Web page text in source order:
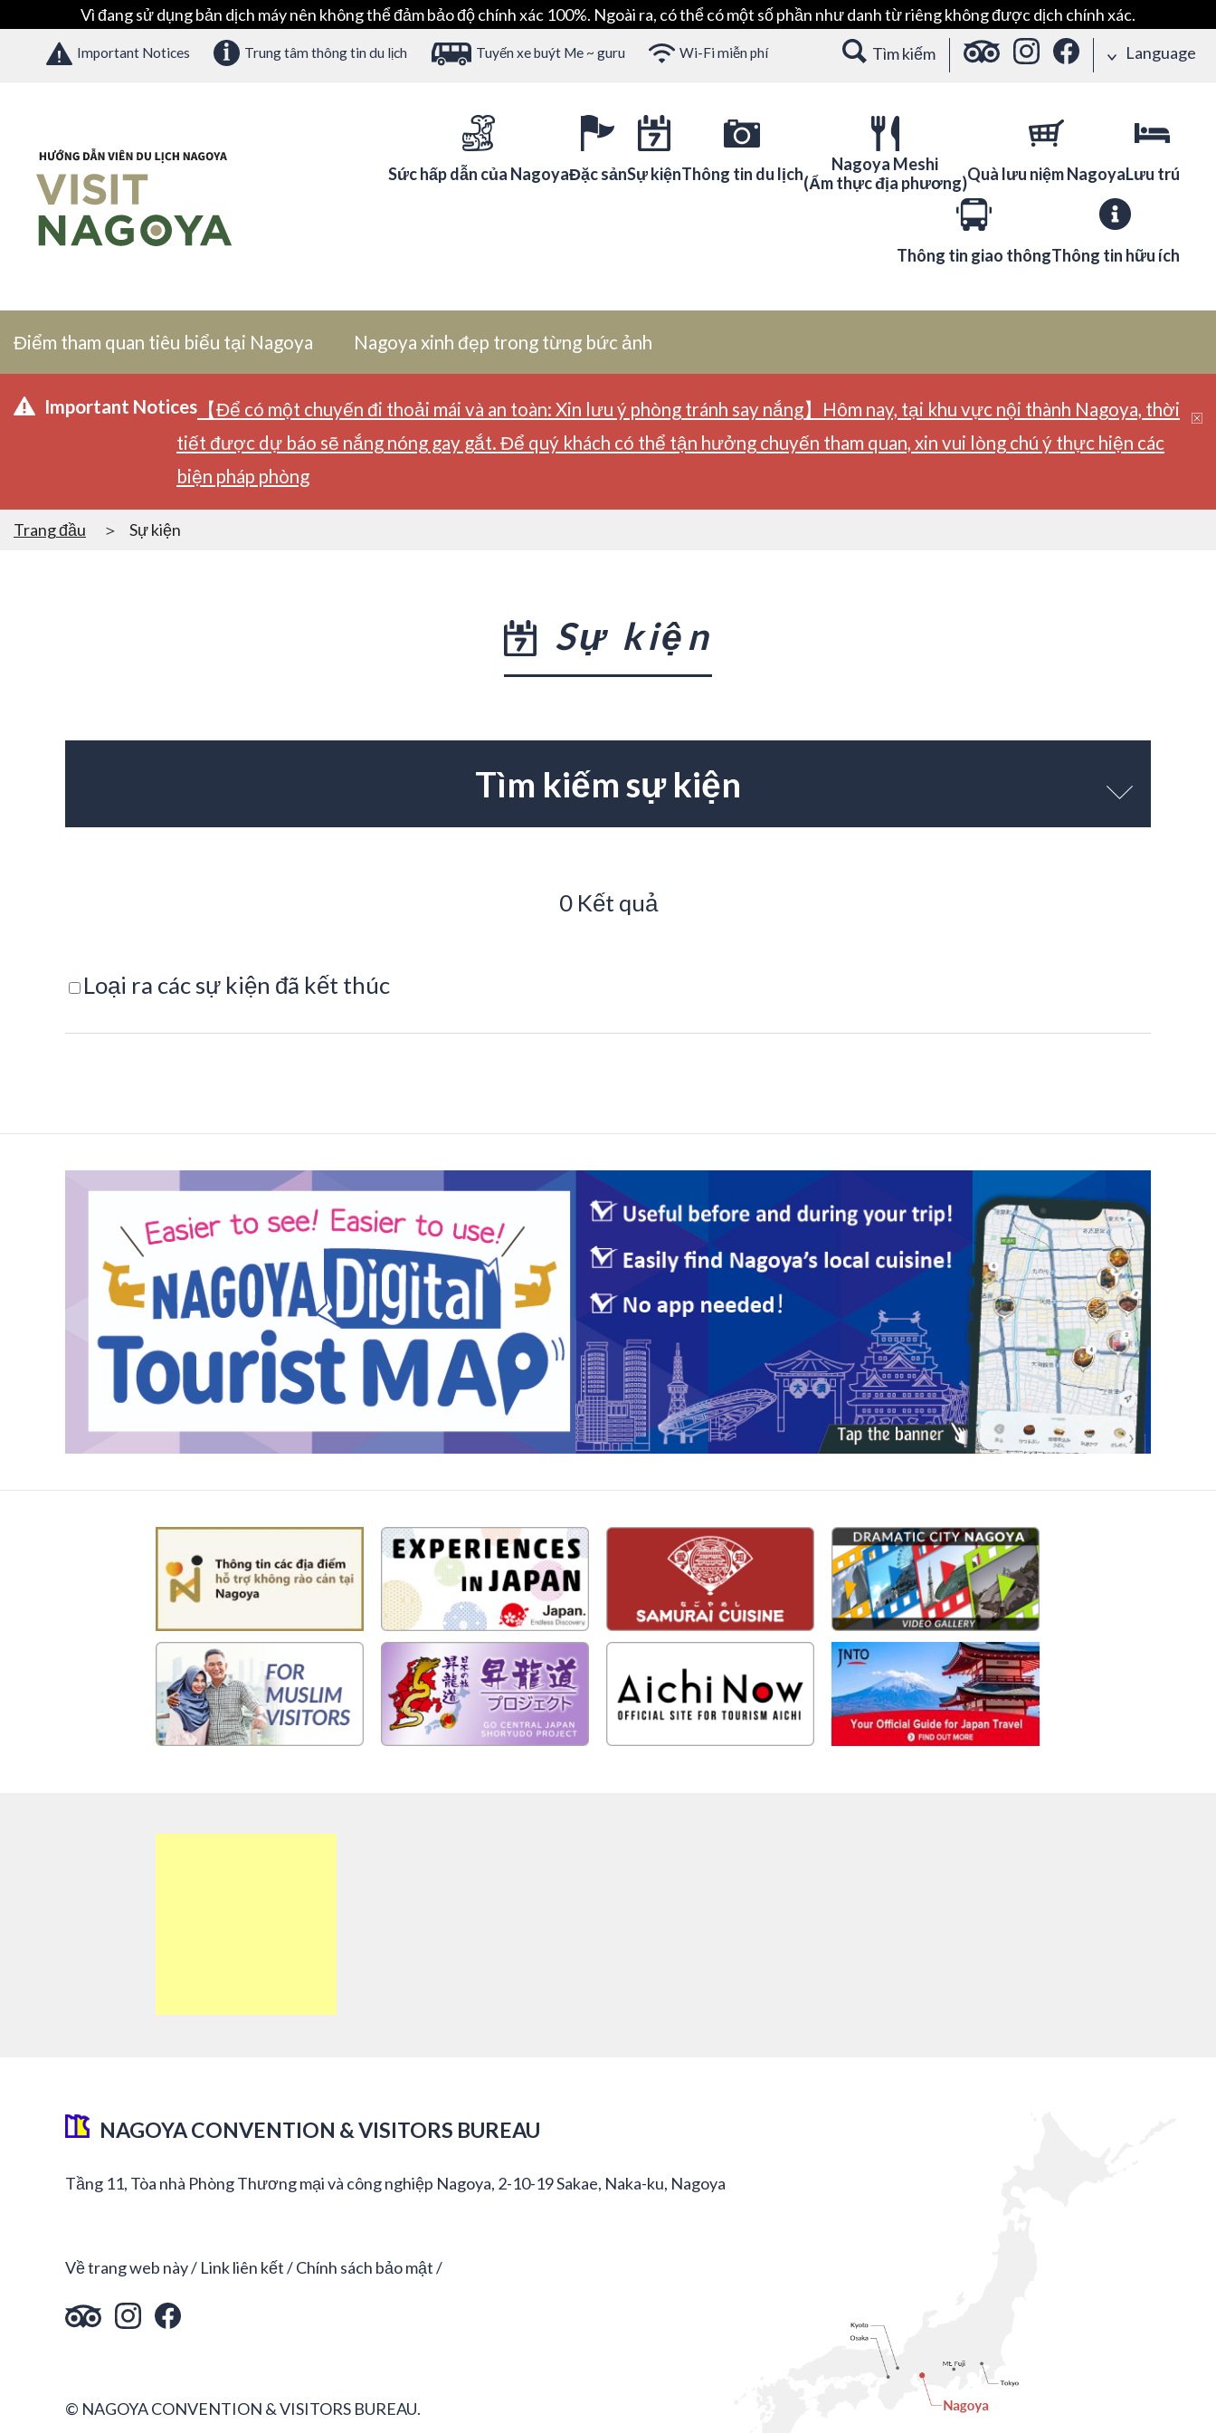
Vì đang sử dụng bản dịch máy nên không thể đảm bảo độ chính xác 100%. Ngoài ra, có thể có một số phần như danh từ riêng không được dịch chính xác.
Important Notices Trung tâm thông tin du lịch Tuyến xe buýt Me ~ guru Wi-Fi miễn phí Tìm kiếm Language
Sức hấp dẫn của NagoyaĐặc sảnSự kiệnThông tin du lịch
Nagoya Meshi
(Ẩm thực địa phương)Quà lưu niệm NagoyaLưu trú
Thông tin giao thôngThông tin hữu ích
Điểm tham quan tiêu biểu tại Nagoya Nagoya xinh đẹp trong từng bức ảnh
Important Notices 【Để có một chuyến đi thoải mái và an toàn: Xin lưu ý phòng tránh say nắng】Hôm nay, tại khu vực nội thành Nagoya, thời
tiết được dự báo sẽ nắng nóng gay gắt. Để quý khách có thể tận hưởng chuyến tham quan, xin vui lòng chú ý thực hiện các
biện pháp phòng
Trang đầu Sự kiện
Sự kiện
Tìm kiếm sự kiện
0 Kết quả
Loại ra các sự kiện đã kết thúc
NAGOYA CONVENTION & VISITORS BUREAU
Tầng 11, Tòa nhà Phòng Thương mại và công nghiệp Nagoya, 2-10-19 Sakae, Naka-ku, Nagoya
Về trang web này Link liên kết Chính sách bảo mật
© NAGOYA CONVENTION & VISITORS BUREAU.